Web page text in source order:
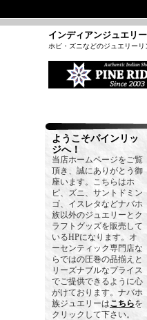
インディアンジュエリ
ホピ・ズニなどのジュエリー
ようこそパインリッ
ジへ！
当店ホームページをご覧
頂き、誠にありがとう御
座います。こちらはホ
ピ、ズニ、サントドミン
ゴ、イスレタなどナバホ
族以外のジュエリーとク
ラフトグッズを販売して
いるHPになります。オ
ーセンティック専門店な
らではの圧巻の品揃えと
リーズナブルなプライス
でご提供できるように心
がけております。ナバホ
族ジュエリーはこちらを
クリックして下さい。